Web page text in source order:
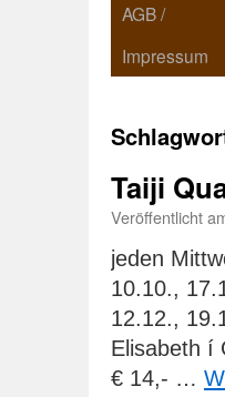
AGB /
Impressum
Taiji
Veröffentlicht
jeden
10.10.,
12.12.,
Elisabeth í
€ 14,- …